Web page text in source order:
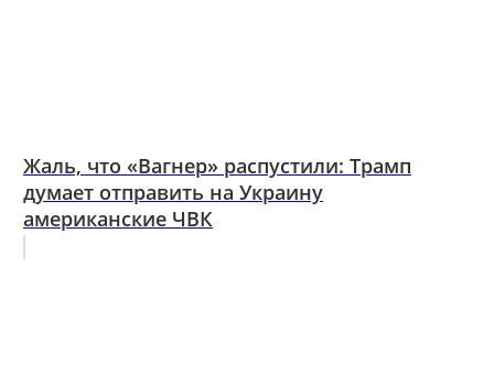
Жаль, что «Вагнер» распустили: Трамп
думает отправить на Украину
американские ЧВК